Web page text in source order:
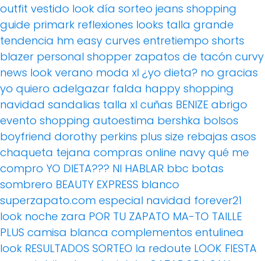
outfit vestido look día sorteo jeans shopping
guide primark reflexiones looks talla grande
tendencia hm easy curves entretiempo shorts
blazer personal shopper zapatos de tacón curvy
news look verano moda xl ¿yo dieta? no gracias
yo quiero adelgazar falda happy shopping
navidad sandalias talla xl cuñas BENIZE abrigo
evento shopping autoestima bershka bolsos
boyfriend dorothy perkins plus size rebajas asos
chaqueta tejana compras online navy qué me
compro YO DIETA??? NI HABLAR bbc botas
sombrero BEAUTY EXPRESS blanco
superzapato.com especial navidad forever21
look noche zara POR TU ZAPATO MA-TO TAILLE
PLUS camisa blanca complementos entulinea
look RESULTADOS SORTEO la redoute LOOK FIESTA